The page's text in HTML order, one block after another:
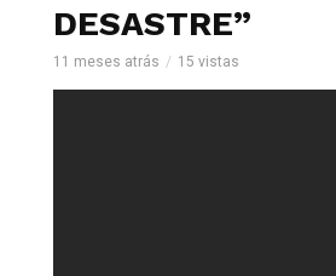
DESASTRE”
11 meses atrás 15 vistas